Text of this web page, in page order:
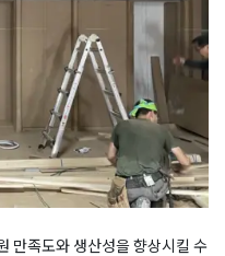
만족도와 생산성을 향상시킬 수